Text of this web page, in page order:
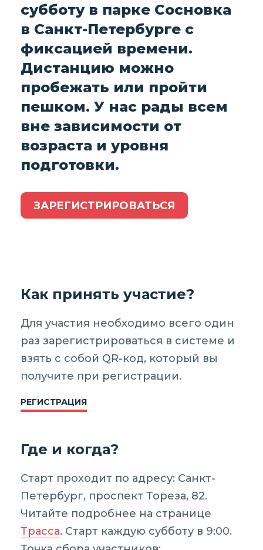
субботу в парке Сосновка
в Санкт-Петербурге с
фиксацией времени.
Дистанцию можно
пробежать или пройти
пешком. У нас рады всем
вне зависимости от
возраста и уровня
подготовки.
ЗАРЕГИСТРИРОВАТЬСЯ
Как принять участие?
Для участия необходимо всего один
раз зарегистрироваться в системе и
взять с собой QR-код, который вы
получите при регистрации.
РЕГИСТРАЦИЯ
Где и когда?
Старт проходит по адресу: Санкт-
Петербург, проспект Тореза, 82.
Читайте подробнее на странице
Трасса. Старт каждую субботу в 9:00.